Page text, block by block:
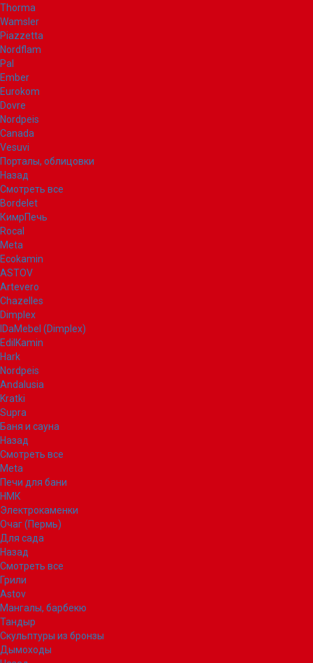
Thorma
Wamsler
Piazzetta
Nordflam
Pal
Ember
Eurokom
Dovre
Nordpeis
Canada
Vesuvi
Порталы, облицовки
Назад
Смотреть все
Bordelet
КимрПечь
Rocal
Meta
Ecokamin
ASTOV
Artevero
Chazelles
Dimplex
IDaMebel (Dimplex)
EdilKamin
Hark
Nordpeis
Andalusia
Kratki
Supra
Баня и сауна
Назад
Смотреть все
Meta
Печи для бани
НМК
Электрокаменки
Очаг (Пермь)
Для сада
Назад
Смотреть все
Грили
Astov
Мангалы, барбекю
Тандыр
Скульптуры из бронзы
Дымоходы